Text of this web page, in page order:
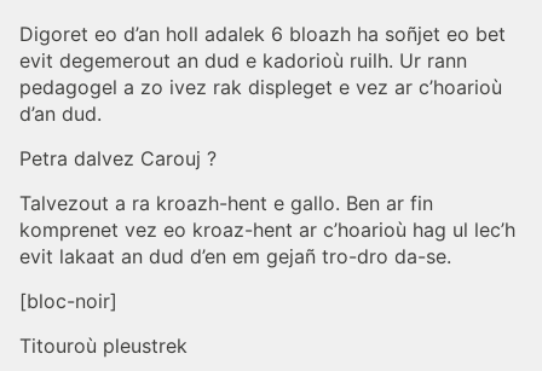
Digoret eo d’an holl adalek 6 bloazh ha soñjet eo bet
evit degemerout an dud e kadorioù ruilh. Ur rann
pedagogel a zo ivez rak displeget e vez ar c’hoarioù
d’an dud.
Petra dalvez Carouj ?
Talvezout a ra kroazh-hent e gallo. Ben ar fin
komprenet vez eo kroaz-hent ar c’hoarioù hag ul lec’h
evit lakaat an dud d’en em gejañ tro-dro da-se.
[bloc-noir]
Titouroù pleustrek